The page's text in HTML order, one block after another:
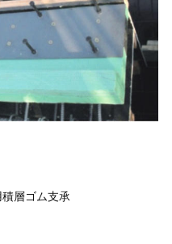
層ゴム支承